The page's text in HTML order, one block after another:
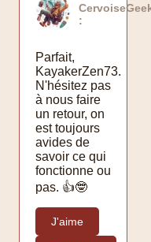
:
Parfait,
KayakerZen73.
N'hésitez pas
à nous faire
un retour, on
est toujours
avides de
savoir ce qui
fonctionne ou
pas. 👍🤓
J'aime